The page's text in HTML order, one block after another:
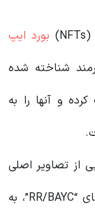
بورد ایپ
شناخته شده
و آنها را به
از تصاویر اصلی
بورد ایپ یات کلاب و نامیدن آنها به NFT های “RR/BAYC”، به